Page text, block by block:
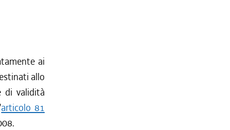
ai
allo
di validità
articolo 81